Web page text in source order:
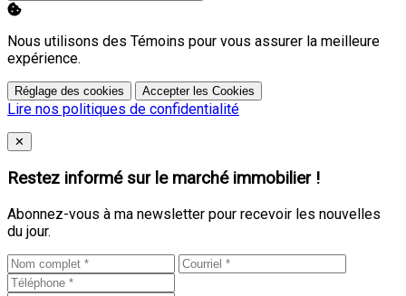
Nous utilisons des Témoins pour vous assurer la meilleure
expérience.
Réglage des cookies Accepter les Cookies
Lire nos politiques de confidentialité
Close
✕
Restez informé sur le marché immobilier !
Abonnez-vous à ma newsletter pour recevoir les nouvelles
du jour.